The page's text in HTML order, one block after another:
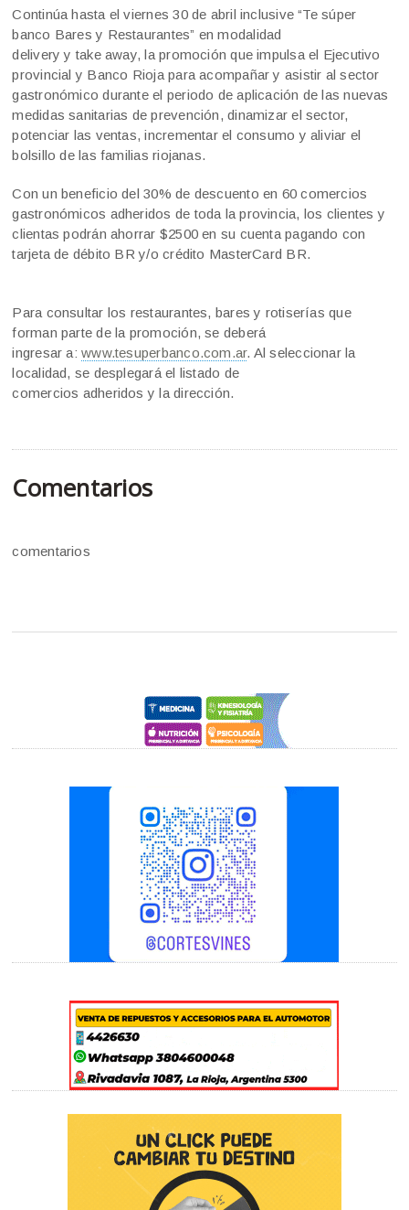
Continúa hasta el viernes 30 de abril inclusive “Te súper
banco Bares y Restaurantes” en modalidad
delivery y take away, la promoción que impulsa el Ejecutivo
provincial y Banco Rioja para acompañar y asistir al sector
gastronómico durante el periodo de aplicación de las nuevas
medidas sanitarias de prevención, dinamizar el sector,
potenciar las ventas, incrementar el consumo y aliviar el
bolsillo de las familias riojanas.
Con un beneficio del 30% de descuento en 60 comercios
gastronómicos adheridos de toda la provincia, los clientes y
clientas podrán ahorrar $2500 en su cuenta pagando con
tarjeta de débito BR y/o crédito MasterCard BR.
Para consultar los restaurantes, bares y rotiserías que
forman parte de la promoción, se deberá
ingresar a:www.tesuperbanco.com.ar. Al seleccionar la
localidad, se desplegará el listado de
comercios adheridos y la dirección.
Comentarios
comentarios